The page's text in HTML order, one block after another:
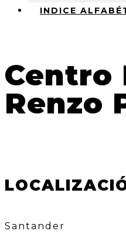
INDICE
Centro
Renzo
Santander